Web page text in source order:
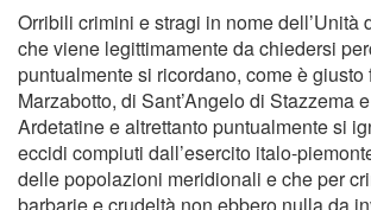
Orribili crimini e stragi in nome dell’Unità
che viene legittimamente da chiedersi
puntualmente si ricordano, come è giusto
Marzabotto, di Sant’Angelo di Stazzema
Ardetatine e altrettanto puntualmente si
eccidi compiuti dall’esercito italo-
delle popolazioni meridionali e che per